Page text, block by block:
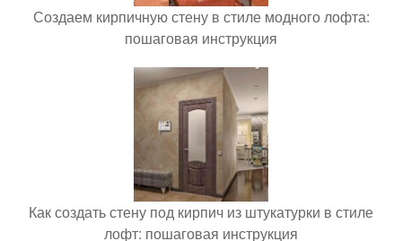
Создаем кирпичную стену в стиле модного лофта:
пошаговая инструкция
Как создать стену под кирпич из штукатурки в стиле
лофт: пошаговая инструкция